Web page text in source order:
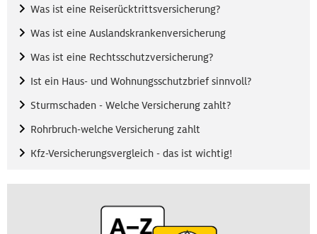
Was ist eine Reiserücktrittsversicherung?
Was ist eine Auslandskrankenversicherung
Was ist eine Rechtsschutzversicherung?
Ist ein Haus- und Wohnungsschutzbrief sinnvoll?
Sturmschaden - Welche Versicherung zahlt?
Rohrbruch-welche Versicherung zahlt
Kfz-Versicherungsvergleich - das ist wichtig!